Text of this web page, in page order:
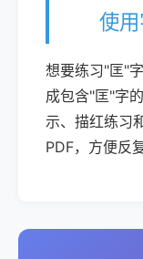
使
想要练习"匡"
成包含"匡"字
示、描红练习
PDF，方便反